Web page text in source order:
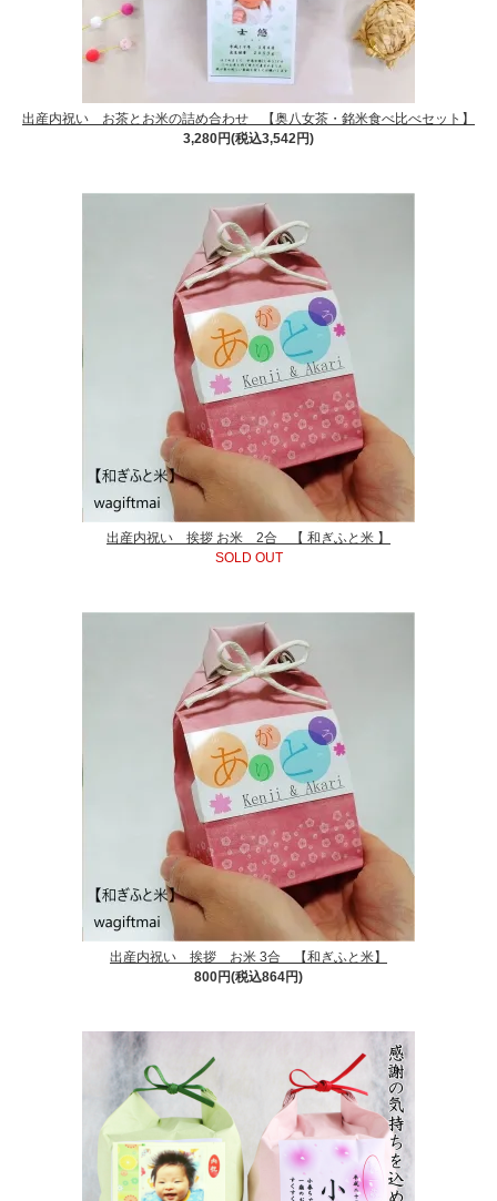
出産内祝い お茶とお米の詰め合わせ 【奥八女茶・銘米食べ比べセット】
3,280円(税込3,542円)
出産内祝い 挨拶 お米 2合 【 和ぎふと米 】
SOLD OUT
出産内祝い 挨拶 お米 3合 【和ぎふと米】
800円(税込864円)